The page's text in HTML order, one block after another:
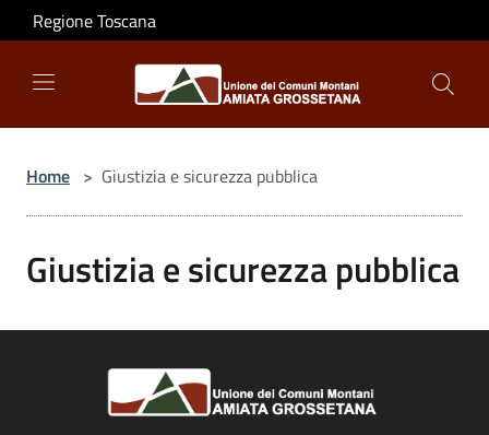
Salta al contenuto principale
Regione Toscana
Home > Giustizia e sicurezza pubblica
Giustizia e sicurezza pubblica